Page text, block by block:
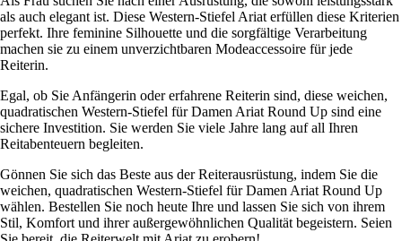
als auch elegant ist. Diese Western-Stiefel Ariat erfüllen diese Kriterien
perfekt. Ihre feminine Silhouette und die sorgfältige Verarbeitung
machen sie zu einem unverzichtbaren Modeaccessoire für jede
Reiterin.
Egal, ob Sie Anfängerin oder erfahrene Reiterin sind, diese weichen,
quadratischen Western-Stiefel für Damen Ariat Round Up sind eine
sichere Investition. Sie werden Sie viele Jahre lang auf all Ihren
Reitabenteuern begleiten.
Gönnen Sie sich das Beste aus der Reiterausrüstung, indem Sie die
weichen, quadratischen Western-Stiefel für Damen Ariat Round Up
wählen. Bestellen Sie noch heute Ihre und lassen Sie sich von ihrem
Stil, Komfort und ihrer außergewöhnlichen Qualität begeistern. Seien